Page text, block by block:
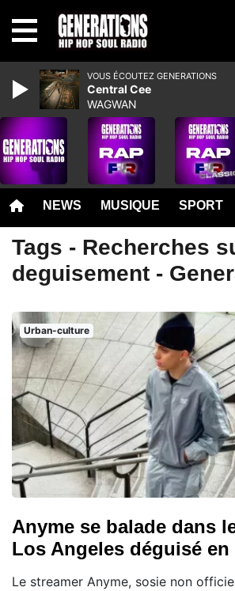
NEWS MUSIQUE SPORT
Tags - Recherches
deguisement -
Urban-culture
Anyme se balade dans
Los Angeles déguisé en
Le streamer Anyme, sosie non
VOUS ÉCOUTEZ GENERATIONS
Central Cee
WAGWAN